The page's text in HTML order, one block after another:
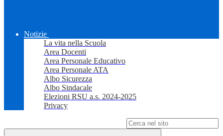
Notizie
La vita nella Scuola
Area Docenti
Area Personale Educativo
Area Personale ATA
Albo Sicurezza
Albo Sindacale
Elezioni RSU a.s. 2024-2025
Privacy